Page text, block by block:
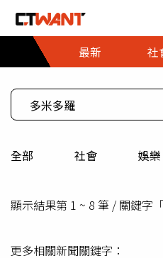
最新
社
全部 社會 娛樂
顯示結果第 1 ~ 8 筆 / 關鍵字
更多相關新聞關鍵字：